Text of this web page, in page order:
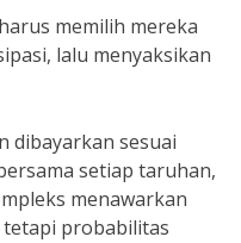
memilih mereka
lalu menyaksikan
dibayarkan sesuai
setiap taruhan,
menawarkan
probabilitas